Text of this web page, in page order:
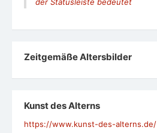
Zeit­ge­mäße Alters­bil­der
Kunst des Alterns
https://www.kunst-des-alterns.de/